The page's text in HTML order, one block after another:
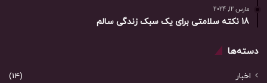
مارس 12, 2024
18 نکته سلامتی برای یک سبک زندگی سالم
دسته‌ها
اخبار
(14)